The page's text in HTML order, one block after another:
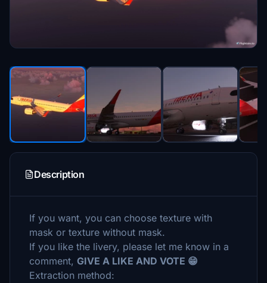
Description
If you want, you can choose texture with
mask or texture without mask.
If you like the livery, please let me know in a
comment, GIVE A LIKE AND VOTE 😁
Extraction method: